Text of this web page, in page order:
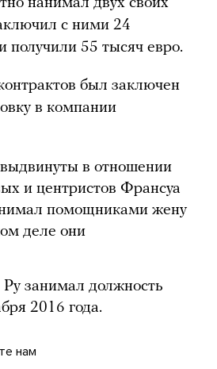
нанимал двух своих
с ними 24
получили 55 тысяч евро.
был заключен
в компании
в отношении
и центристов Франсуа
помощниками жену
деле они
занимал должность
2016 года.
нам